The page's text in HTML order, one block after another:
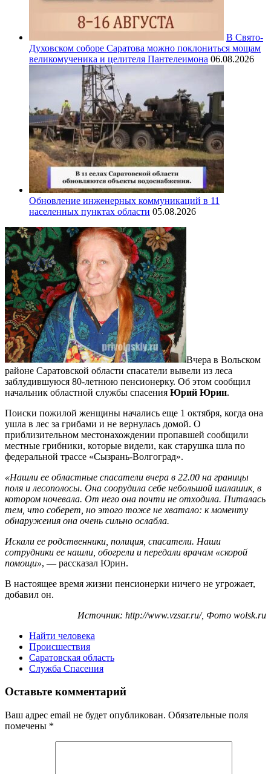
В Свято-
Духовском соборе Саратова можно поклониться мощам
великомученика и целителя Пантелеимона 06.08.2026
Обновление инженерных коммуникаций в 11
населенных пунктах области 05.08.2026
Вчера в Вольском
районе Саратовской области спасатели вывели из леса
заблудившуюся 80-летнюю пенсионерку. Об этом сообщил
начальник областной службы спасения Юрий Юрин.
Поиски пожилой женщины начались еще 1 октября, когда она
ушла в лес за грибами и не вернулась домой. О
приблизительном местонахождении пропавшей сообщили
местные грибники, которые видели, как старушка шла по
федеральной трассе «Сызрань-Волгоград».
«Нашли ее областные спасатели вчера в 22.00 на границы
поля и лесополосы. Она соорудила себе небольшой шалашик, в
котором ночевала. От него она почти не отходила. Питалась
тем, что соберет, но этого тоже не хватало: к моменту
обнаружения она очень сильно ослабла.
Искали ее родственники, полиция, спасатели. Наши
сотрудники ее нашли, обогрели и передали врачам «скорой
помощи», — рассказал Юрин.
В настоящее время жизни пенсионерки ничего не угрожает,
добавил он.
Источник: http://www.vzsar.ru/, Фото wolsk.ru
Найти человека
Происшествия
Саратовская область
Служба Спасения
Оставьте комментарий
Ваш адрес email не будет опубликован. Обязательные поля
помечены *